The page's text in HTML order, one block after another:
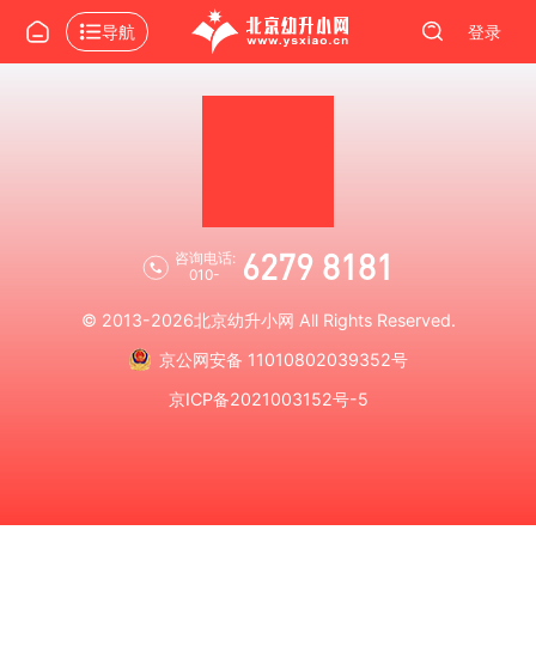
导航 登录
咨询电话:
010-
6279 8181
© 2013-2026北京幼升小网 All Rights Reserved.
京公网安备 11010802039352号
京ICP备2021003152号-5